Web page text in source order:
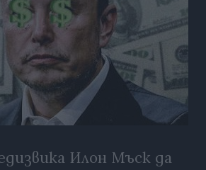
Илон Мъск да